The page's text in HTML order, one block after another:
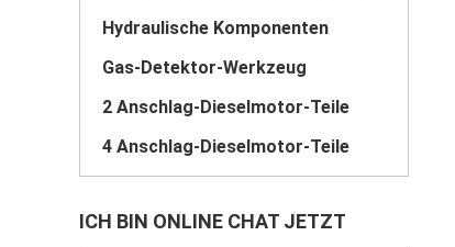
Hydraulische Komponenten
Gas-Detektor-Werkzeug
2 Anschlag-Dieselmotor-Teile
4 Anschlag-Dieselmotor-Teile
ICH BIN ONLINE CHAT JETZT